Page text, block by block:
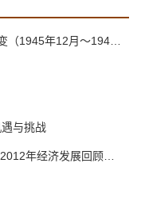
年12月～1947年1月）
遇与挑战
经济发展回顾与展望